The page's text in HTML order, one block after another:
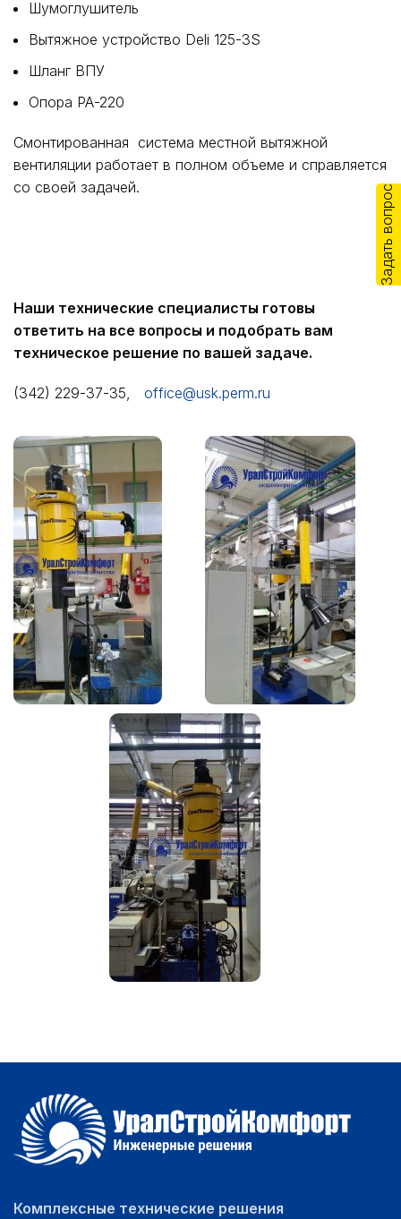
Шумоглушитель
Вытяжное устройство Deli 125-3S
Шланг ВПУ
Опора РА-220
Смонтированная система местной вытяжной
вентиляции работает в полном объеме и справляется
со своей задачей.
Наши технические специалисты готовы
ответить на все вопросы и подобрать вам
техническое решение по вашей задаче.
(342) 229-37-35, office@usk.perm.ru
Комплексные технические решения
Задать вопрос